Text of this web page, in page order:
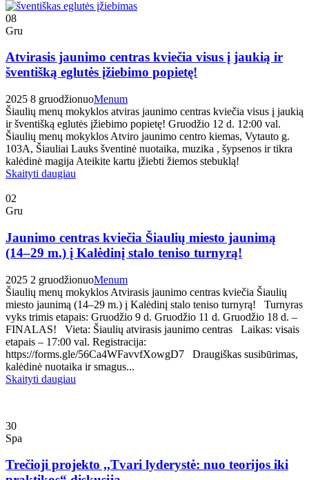
08
Gru
Atvirasis jaunimo centras kviečia visus į jaukią ir
šventišką eglutės įžiebimo popietę!
2025 8 gruodžionuoMenum
Šiaulių menų mokyklos atviras jaunimo centras kviečia visus į jaukią
ir šventišką eglutės įžiebimo popietę! Gruodžio 12 d. 12:00 val.
Šiaulių menų mokyklos Atviro jaunimo centro kiemas, Vytauto g.
103A, Šiauliai Lauks šventinė nuotaika, muzika , šypsenos ir tikra
kalėdinė magija Ateikite kartu įžiebti žiemos stebuklą!
Skaityti daugiau
02
Gru
Jaunimo centras kviečia Šiaulių miesto jaunimą
(14–29 m.) į Kalėdinį stalo teniso turnyrą!
2025 2 gruodžionuoMenum
Šiaulių menų mokyklos Atvirasis jaunimo centras kviečia Šiaulių
miesto jaunimą (14–29 m.) į Kalėdinį stalo teniso turnyrą! Turnyras
vyks trimis etapais: Gruodžio 9 d. Gruodžio 11 d. Gruodžio 18 d. –
FINALAS! Vieta: Šiaulių atvirasis jaunimo centras Laikas: visais
etapais – 17:00 val. Registracija:
https://forms.gle/56Ca4WFavvfXowgD7 Draugiškas susibūrimas,
kalėdinė nuotaika ir smagus...
Skaityti daugiau
30
Spa
Trečioji projekto ,,Tvari lyderystė: nuo teorijos iki